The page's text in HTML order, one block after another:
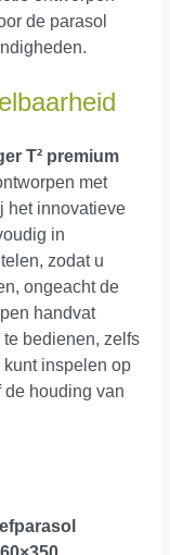
de parasol
T² premium
met
het innovatieve
in
zodat u
ongeacht de
handvat
bedienen, zelfs
kunt inspelen op
houding van